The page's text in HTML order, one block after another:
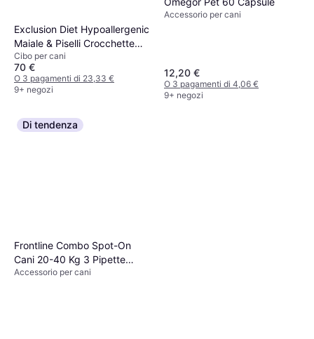
Exclusion Diet Hypoallergenic
Maiale & Piselli Crocchette
Cani - Set Ö 2 x 12 kg 12kg
Cibo per cani
70 €
O 3 pagamenti di 23,33 €
9+ negozi
Accessorio per cani
12,20 €
O 3 pagamenti di 4,06 €
9+ negozi
Di tendenza
Frontline Combo Spot-On
Cani 20-40 Kg 3 Pipette
Monodose
Accessorio per cani